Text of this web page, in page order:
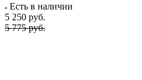
Есть в наличии
5 250 руб.
5 775 руб.